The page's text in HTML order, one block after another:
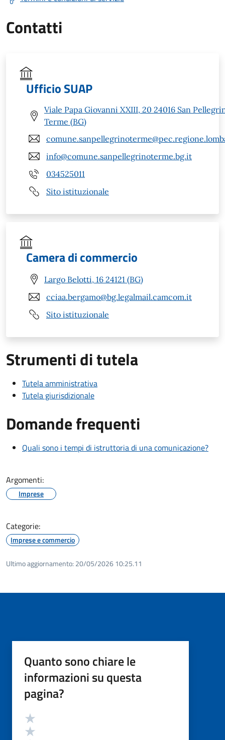
Contatti
Ufficio SUAP
Viale Papa Giovanni XXIII, 20 24016 San
Terme (BG)
info@comune.sanpellegrinoterme.bg.it
034525011
Sito istituzionale
Camera di commercio
Largo Belotti, 16 24121 (BG)
cciaa.bergamo@bg.legalmail.camcom.it
Sito istituzionale
Strumenti di tutela
Tutela amministrativa
Tutela giurisdizionale
Domande frequenti
Quali sono i tempi di istruttoria di una comunicazione?
Argomenti:
Imprese
Categorie:
Imprese e commercio
Ultimo aggiornamento: 20/05/2026 10:25.11
Quanto sono chiare le
informazioni su questa
pagina?
Valutazione